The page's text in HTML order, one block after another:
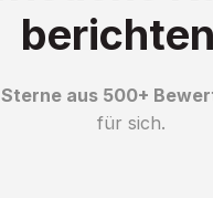
aus 500+
für sich.